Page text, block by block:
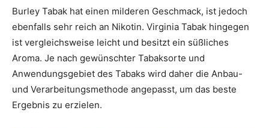
Burley Tabak hat einen milderen Geschmack, ist jedoch
ebenfalls sehr reich an Nikotin. Virginia Tabak hingegen
ist vergleichsweise leicht und besitzt ein süßliches
Aroma. Je nach gewünschter Tabaksorte und
Anwendungsgebiet des Tabaks wird daher die Anbau-
und Verarbeitungsmethode angepasst, um das beste
Ergebnis zu erzielen.